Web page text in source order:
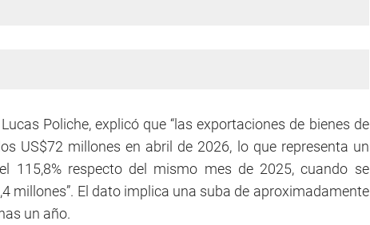
Poliche, explicó que “las exportaciones de bienes de
US$72 millones en abril de 2026, lo que representa un
115,8% respecto del mismo mes de 2025, cuando se
millones”. El dato implica una suba de aproximadamente
un año.